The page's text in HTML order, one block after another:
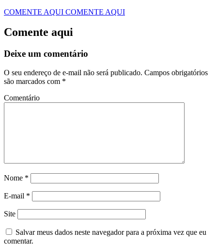
COMENTE AQUI COMENTE AQUI
Comente aqui
Deixe um comentário
O seu endereço de e-mail não será publicado. Campos obrigatórios
são marcados com *
Comentário
Nome *
E-mail *
Site
Salvar meus dados neste navegador para a próxima vez que eu
comentar.